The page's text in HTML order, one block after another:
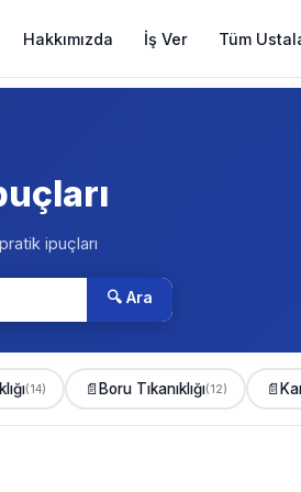
Hakkımızda İş Ver Tüm
ipuçları
🔍 Ara
(14) 📄Boru Tıkanıklığı(12) 📄